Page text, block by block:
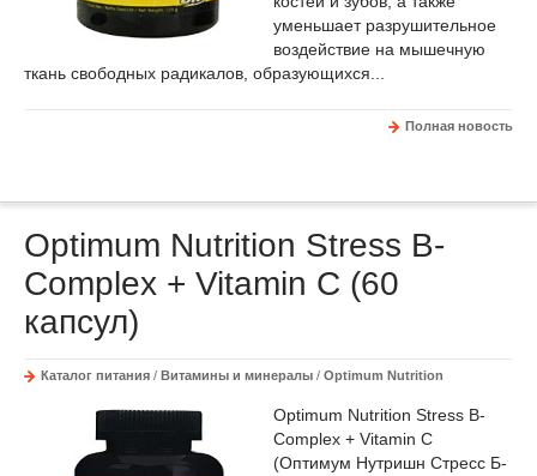
уменьшает разрушительное
воздействие на мышечную
ткань свободных радикалов, образующихся...
Полная новость
Optimum Nutrition Stress B-
Complex + Vitamin C (60
капсул)
Каталог питания / Витамины и минералы / Optimum Nutrition
Optimum Nutrition Stress B-
Complex + Vitamin C
(Оптимум Нутришн Стресс Б-